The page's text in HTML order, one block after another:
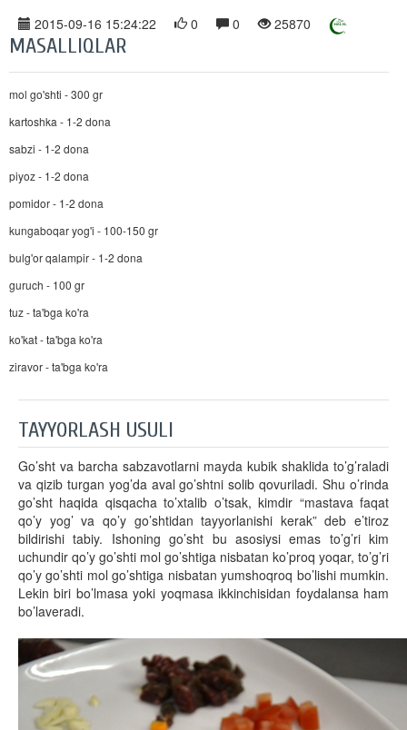
2015-09-16 15:24:22 0 0 25870
MASALLIQLAR
mol go'shti - 300 gr
kartoshka - 1-2 dona
sabzi - 1-2 dona
piyoz - 1-2 dona
pomidor - 1-2 dona
kungaboqar yog'i - 100-150 gr
bulg'or qalampir - 1-2 dona
guruch - 100 gr
tuz - ta'bga ko'ra
ko'kat - ta'bga ko'ra
ziravor - ta'bga ko'ra
TAYYORLASH USULI
Go’sht va barcha sabzavotlarni mayda kubik shaklida to’g’raladi
va qizib turgan yog’da aval go’shtni solib qovuriladi. Shu o’rinda
go’sht haqida qisqacha to’xtalib o’tsak, kimdir “mastava faqat
qo’y yog’ va qo’y go’shtidan tayyorlanishi kerak” deb e’tiroz
bildirishi tabiy. Ishoning go’sht bu asosiysi emas to’g’ri kim
uchundir qo’y go’shti mol go’shtiga nisbatan ko’proq yoqar, to’g’ri
qo’y go’shti mol go’shtiga nisbatan yumshoqroq bo’lishi mumkin.
Lekin biri bo’lmasa yoki yoqmasa ikkinchisidan foydalansa ham
bo’laveradi.